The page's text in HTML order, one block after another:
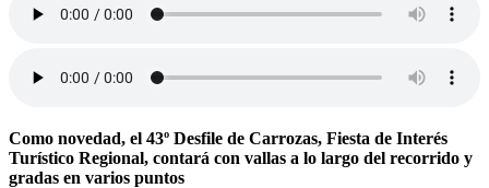
Como novedad, el 43º Desfile de Carrozas, Fiesta de Interés
Turístico Regional, contará con vallas a lo largo del recorrido y
gradas en varios puntos